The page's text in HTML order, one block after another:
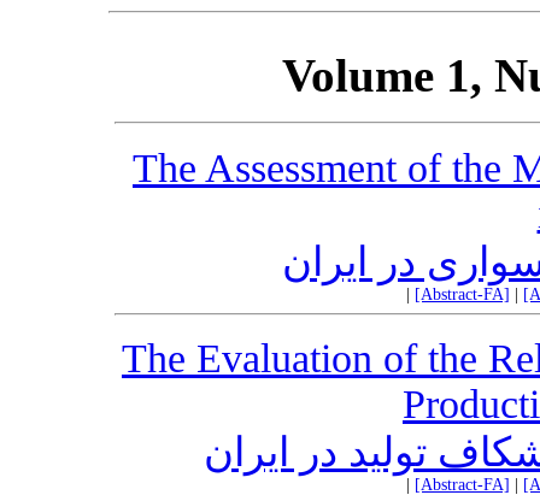
Volume 1,
The Assessment of the
در ایران
[Abstract-FA]
The Evaluation of the
تولید در ایران
[Abstract-FA]